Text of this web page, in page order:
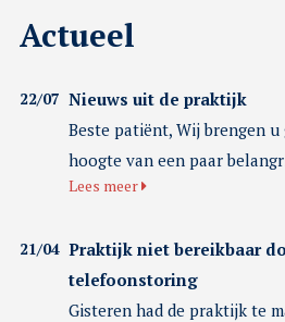
Actueel
22/07 Nieuws uit de praktijk
Beste patiënt, Wij brengen u
hoogte van een paar
Lees meer
21/04 Praktijk niet bereikbaar
telefoonstoring
Gisteren had de praktijk te